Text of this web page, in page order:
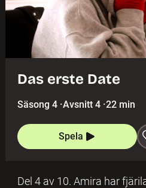
Das erste Date
Säsong 4 ·Avsnitt 4 ·22 min
Spela
Del 4 av 10. Amira har